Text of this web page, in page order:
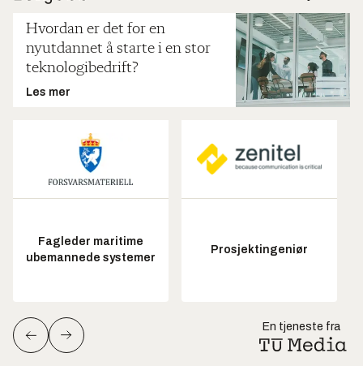
Hvordan er det for en
nyutdannet å starte i en stor
teknologibedrift?
Les mer
Fagleder maritime
ubemannede systemer
Prosjektingeniør
En tjeneste fra